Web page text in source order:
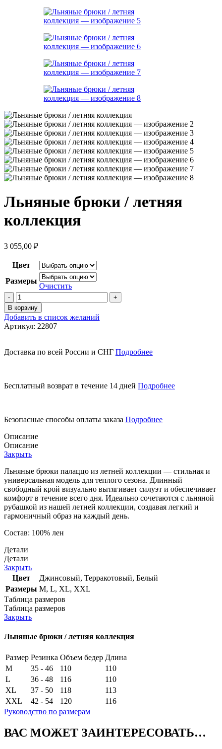
Льняные брюки / летняя
коллекция
3 055,00 ₽
Цвет
Размеры
Очистить
Количество
товара
Льняные
брюки
/
коллекция
В корзину
Добавить в список желаний
Артикул: 22807
Доставка по всей России и СНГ Подробнее
Бесплатный возврат в течение 14 дней Подробнее
Безопасные способы оплаты заказа Подробнее
Описание
Описание
Закрыть
Льняные брюки палаццо из летней коллекции — стильная и
универсальная модель для теплого сезона. Длинный
свободный крой визуально вытягивает силуэт и обеспечивает
комфорт в течение всего дня. Идеально сочетаются с льняной
рубашкой из нашей летней коллекции, создавая легкий и
гармоничный образ на каждый день.
Состав: 100% лен
Детали
Детали
Закрыть
Цвет
Джинсовый, Терракотовый, Белый
Размеры M, L, XL, XXL
Таблица размеров
Таблица размеров
Закрыть
Льняные брюки / летняя коллекция
Размер Резинка Объем бедер Длина
M
35 - 46 110
110
L
36 - 48 116
110
XL
37 - 50 118
113
XXL
42 - 54 120
116
Руководство по размерам
ВАС МОЖЕТ ЗАИНТЕРЕСОВАТЬ…